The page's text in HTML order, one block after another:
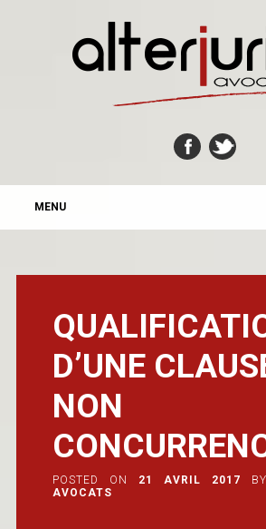
MAIN MENU
MENU
D’UNE
NON
POSTED ON 21 AVRIL 2017 BY
AVOCATS